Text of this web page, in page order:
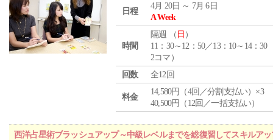
日程
4月 20日 ～ 7月 6日
A Week
時間
隔週 （ 日 ）
11：30～12：50／13：10～14：30
2コマ）
回数
全12回
料金
14,580円（4回／分割支払い）×3
40,500円（12回／一括支払い）
西洋占星術ブラッシュアップ～中級レベルまでを総復習してスキルア